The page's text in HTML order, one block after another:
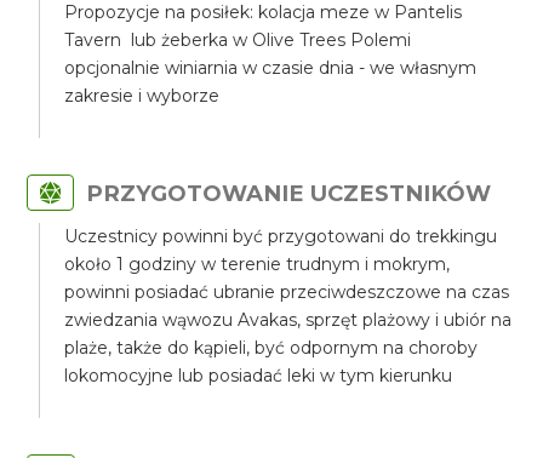
Propozycje na posiłek: kolacja meze w Pantelis
Tavern lub żeberka w Olive Trees Polemi
opcjonalnie winiarnia w czasie dnia - we własnym
zakresie i wyborze
PRZYGOTOWANIE UCZESTNIKÓW
Uczestnicy powinni być przygotowani do trekkingu
około 1 godziny w terenie trudnym i mokrym,
powinni posiadać ubranie przeciwdeszczowe na czas
zwiedzania wąwozu Avakas, sprzęt plażowy i ubiór na
plaże, także do kąpieli, być odpornym na choroby
lokomocyjne lub posiadać leki w tym kierunku